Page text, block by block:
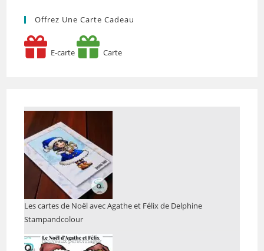
Offrez Une Carte Cadeau
E-carte Carte
Les cartes de Noël avec Agathe et Félix de Delphine
Stampandcolour